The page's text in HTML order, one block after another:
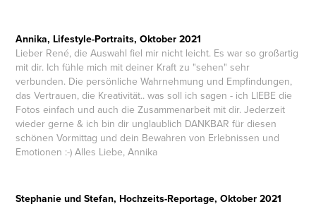
Annika, Lifestyle-Portraits, Oktober 2021
Lieber René, die Auswahl fiel mir nicht leicht. Es war so großartig
mit dir. Ich fühle mich mit deiner Kraft zu "sehen" sehr
verbunden. Die persönliche Wahrnehmung und Empfindungen,
das Vertrauen, die Kreativität.. was soll ich sagen - ich LIEBE die
Fotos einfach und auch die Zusammenarbeit mit dir. Jederzeit
wieder gerne & ich bin dir unglaublich DANKBAR für diesen
schönen Vormittag und dein Bewahren von Erlebnissen und
Emotionen :-) Alles Liebe, Annika
Stephanie und Stefan, Hochzeits-Reportage, Oktober 2021